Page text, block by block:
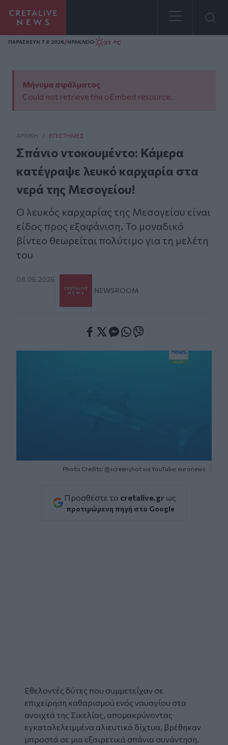
Homepage
ΠΑΡΑΣΚΕΥΗ 7.8.2026/ΗΡΑΚΛΕΙΟ 31 °C
Μήνυμα σφάλματος
Could not retrieve the oEmbed resource.
ΑΡΧΙΚΗ / ΕΠΙΣΤΉΜΕΣ
Σπάνιο ντοκουμέντο: Κάμερα
κατέγραψε λευκό καρχαρία στα
νερά της Μεσογείου!
Ο λευκός καρχαρίας της Μεσογείου είναι
είδος προς εξαφάνιση. Το μοναδικό
βίντεο θεωρείται πολύτιμο για τη μελέτη
του
08.06.2026
NEWSROOM
Photo Credits: @screenshot via YouTube: euronews
Προσθέστε το cretalive.gr ως
προτιμώμενη πηγή στο Google
Εθελοντές δύτες που συμμετείχαν σε
επιχείρηση καθαρισμού ενός ναυαγίου στα
ανοιχτά της Σικελίας, απομακρύνοντας
εγκαταλελειμμένα αλιευτικά δίχτυα, βρέθηκαν
μπροστά σε μια εξαιρετικά σπάνια συνάντηση.